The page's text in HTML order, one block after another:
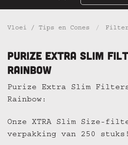
Vloei / Tips en Cones /
Purize Extra Slim
Rainbow
Purize Extra Slim Filters
Rainbow:
Onze XTRA Slim Size-
verpakking van 250 stuks!